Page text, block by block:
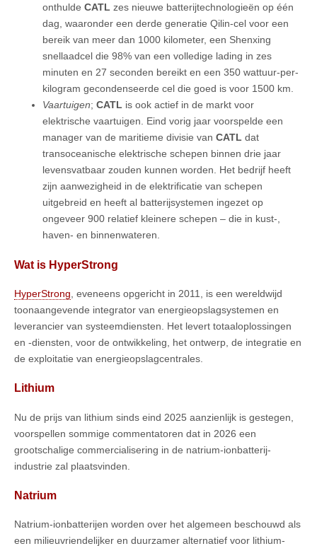
onthulde CATL zes nieuwe batterijtechnologieën op één
dag, waaronder een derde generatie Qilin-cel voor een
bereik van meer dan 1000 kilometer, een Shenxing
snellaadcel die 98% van een volledige lading in zes
minuten en 27 seconden bereikt en een 350 wattuur-per-
kilogram gecondenseerde cel die goed is voor 1500 km.
Vaartuigen; CATL is ook actief in de markt voor
elektrische vaartuigen. Eind vorig jaar voorspelde een
manager van de maritieme divisie van CATL dat
transoceanische elektrische schepen binnen drie jaar
levensvatbaar zouden kunnen worden. Het bedrijf heeft
zijn aanwezigheid in de elektrificatie van schepen
uitgebreid en heeft al batterijsystemen ingezet op
ongeveer 900 relatief kleinere schepen – die in kust-,
haven- en binnenwateren.
Wat is HyperStrong
HyperStrong , eveneens opgericht in 2011, is een wereldwijd
toonaangevende integrator van energieopslagsystemen en
leverancier van systeemdiensten. Het levert totaaloplossingen
en -diensten, voor de ontwikkeling, het ontwerp, de integratie en
de exploitatie van energieopslagcentrales.
Lithium
Nu de prijs van lithium sinds eind 2025 aanzienlijk is gestegen,
voorspellen sommige commentatoren dat in 2026 een
grootschalige commercialisering in de natrium-ionbatterij-
industrie zal plaatsvinden.
Natrium
Natrium-ionbatterijen worden over het algemeen beschouwd als
een milieuvriendelijker en duurzamer alternatief voor lithium-